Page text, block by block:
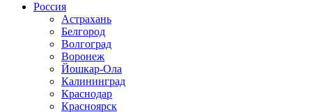
Россия
Астрахань
Белгород
Волгоград
Воронеж
Йошкар-Ола
Калининград
Краснодар
Красноярск